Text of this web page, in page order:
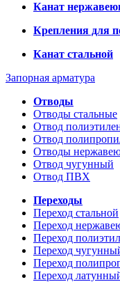
Канат
Крепления для
Канат стальной
Запорная арматура
Отводы
Отводы стальные
Отвод
Отвод
Отводы
Отвод чугунный
Отвод ПВХ
Переходы
Переход стальной
Переход
Переход
Переход
Переход
Переход